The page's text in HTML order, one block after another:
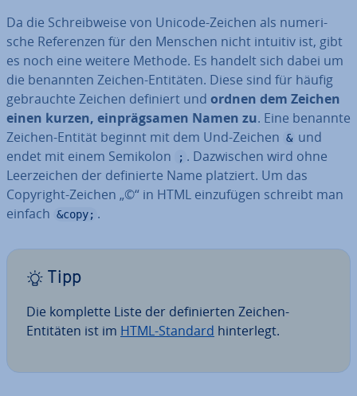
Da die Schreib­wei­se von Unicode-Zeichen als nu­me­ri­
sche Re­fe­ren­zen für den Menschen nicht intuitiv ist, gibt
es noch eine weitere Methode. Es handelt sich dabei um
die benannten Zeichen-Entitäten. Diese sind für häufig
ge­brauch­te Zeichen definiert und ordnen dem Zeichen
einen kurzen, ein­präg­sa­men Namen zu. Eine benannte
Zeichen-Entität beginnt mit dem Und-Zeichen & und
endet mit einem Semikolon
; . Da­zwi­schen wird ohne
Leer­zei­chen der de­fi­nier­te Name platziert. Um das
Copyright-Zeichen „©“ in HTML ein­zu­fü­gen schreibt man
einfach &copy; .
Tipp
Die komplette Liste der de­fi­nier­ten Zeichen-
Entitäten ist im HTML-Standard hin­ter­legt.